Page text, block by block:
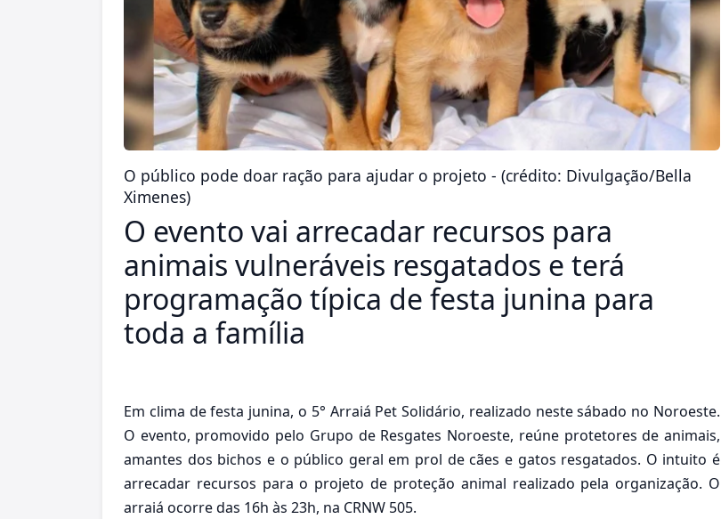
O público pode doar ração para ajudar o projeto - (crédito: Divulgação/Bella
Ximenes)
O evento vai arrecadar recursos para
animais vulneráveis resgatados e terá
programação típica de festa junina para
toda a família
Em clima de festa junina, o 5° Arraiá Pet Solidário, realizado neste sábado no Noroeste.
O evento, promovido pelo Grupo de Resgates Noroeste, reúne protetores de animais,
amantes dos bichos e o público geral em prol de cães e gatos resgatados. O intuito é
arrecadar recursos para o projeto de proteção animal realizado pela organização. O
arraiá ocorre das 16h às 23h, na CRNW 505.